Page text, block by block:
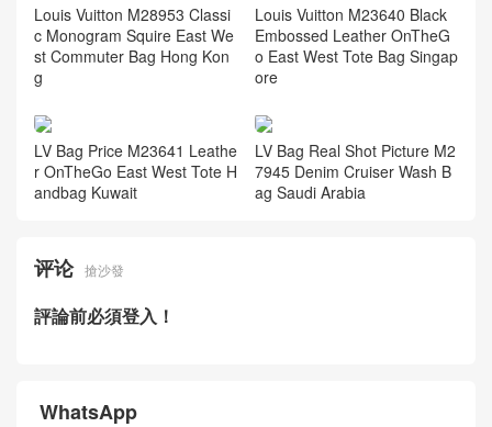
Louis Vuitton M28953 Classi
c Monogram Squire East We
st Commuter Bag Hong Kon
g
Louis Vuitton M23640 Black
Embossed Leather OnTheG
o East West Tote Bag Singap
ore
LV Bag Price M23641 Leathe
r OnTheGo East West Tote H
andbag Kuwait
LV Bag Real Shot Picture M2
7945 Denim Cruiser Wash B
ag Saudi Arabia
评论 搶沙發
評論前必須登入！
WhatsApp